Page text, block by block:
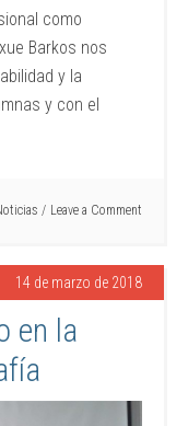
como
Barkos nos
y la
y con el
Leave a Comment
14 de marzo de 2018
en la